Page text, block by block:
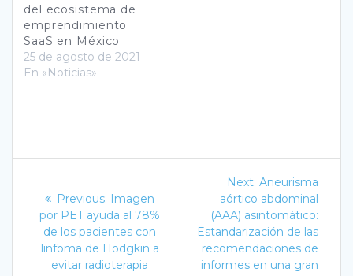
del ecosistema de
emprendimiento
SaaS en México
25 de agosto de 2021
En «Noticias»
de
entradas
Previous: Previous
post:
Imagen
por PET ayuda al 78%
de los pacientes con
linfoma de Hodgkin a
evitar radioterapia
Next: Next
post:
Aneurisma
aórtico abdominal
(AAA) asintomático:
Estandarización de las
recomendaciones de
informes en una gran